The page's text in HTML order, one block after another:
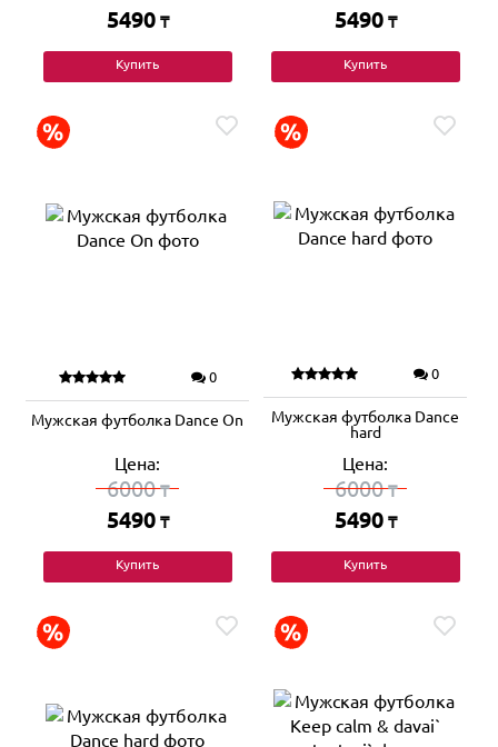
5490 ₸
Купить
5490 ₸
Купить
0
Мужская футболка Dance On
Цена:
6000₸
5490 ₸
Купить
0
Мужская футболка Dance
hard
Цена:
6000₸
5490 ₸
Купить